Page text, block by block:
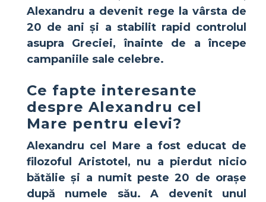
Alexandru a devenit rege la vârsta de
20 de ani și a stabilit rapid controlul
asupra Greciei, înainte de a începe
campaniile sale celebre.
Ce fapte interesante
despre Alexandru cel
Mare pentru elevi?
Alexandru cel Mare a fost educat de
filozoful Aristotel, nu a pierdut nicio
bătălie și a numit peste 20 de orașe
după numele său. A devenit unul